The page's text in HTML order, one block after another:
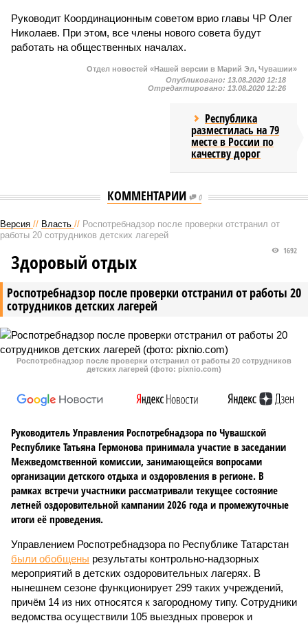
Руководит Координационным советом врио главы ЧР Олег
Николаев. При этом, все члены нового совета будут
работать на общественных началах.
Отдел новостей «Нашей версии в Марий Эл, Чувашии»
Опубликовано: 13.08.2020 12:18
Отредактировано: 13.08.2020 12:26
Республика
разместилась на 79
месте в России по
качеству дорог
КОММЕНТАРИИ 0
Версия // Власть // Роспотребнадзор после проверки отстранил от
работы 20 сотрудников детских лагерей
Роспотребнадзор после проверки отстранил от работы 20
сотрудников детских лагерей
1692
Здоровый отдых
Роспотребнадзор после проверки отстранил от работы 20 сотрудников
детских лагерей (фото: pixnio.com)
Руководитель Управления Роспотребнадзора по Чувашской
Республике Татьяна Гермонова принимала участие в заседании
Межведомственной комиссии, занимающейся вопросами
организации детского отдыха и оздоровления в регионе. В
рамках встречи участники рассматривали текущее состояние
летней оздоровительной кампании 2026 года и промежуточные
итоги её проведения.
Управлением Роспотребнадзора по Республике Татарстан
были обобщены результаты контрольно-надзорных
мероприятий в детских оздоровительных лагерях. В
нынешнем сезоне функционирует 299 таких учреждений,
причём 14 из них относятся к загородному типу. Сотрудники
ведомства осуществили 105 выездных проверок и